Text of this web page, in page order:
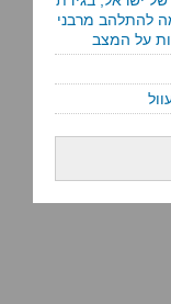
להתלהב מרבני
על המצב